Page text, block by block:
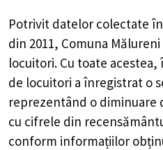
Potrivit datelor colectate
din 2011, Comuna Mălureni
locuitori. Cu toate
de locuitori a înregistrat o
reprezentând o diminuare
cu cifrele din
conform informațiilor